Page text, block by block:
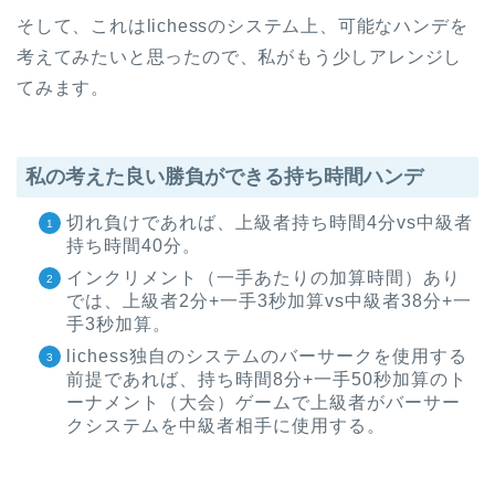
そして、これはlichessのシステム上、可能なハンデを
考えてみたいと思ったので、私がもう少しアレンジし
てみます。
私の考えた良い勝負ができる持ち時間ハンデ
切れ負けであれば、上級者持ち時間4分vs中級者
持ち時間40分。
インクリメント（一手あたりの加算時間）あり
では、上級者2分+一手3秒加算vs中級者38分+一
手3秒加算。
lichess独自のシステムのバーサークを使用する
前提であれば、持ち時間8分+一手50秒加算のト
ーナメント（大会）ゲームで上級者がバーサー
クシステムを中級者相手に使用する。